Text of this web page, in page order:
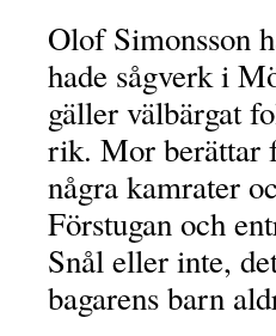
Olof Simonsson
hade sågverk i
gäller välbärgat
rik. Mor berättar
några kamrater
Förstugan och
Snål eller inte,
bagarens barn